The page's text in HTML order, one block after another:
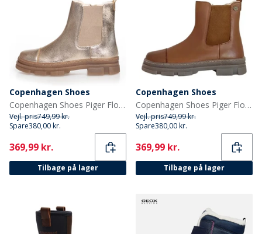
Copenhagen Shoes
Copenhagen Shoes Piger Flotte Lave Støvler 012 Guld Metallic
Vejl. pris749,99 kr.
Spare380,00 kr.
Current
369,99 kr.
Tilbage på lager
Copenhagen Shoes
Copenhagen Shoes Piger Flotte Lave Støvler 112 Cognac
Vejl. pris749,99 kr.
Spare380,00 kr.
Current
369,99 kr.
Tilbage på lager